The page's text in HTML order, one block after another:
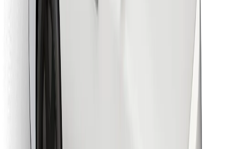
Cookies
Sécurité
Obtenez un trajet en quelques minutes !
Télécharger l'appli Bolt
Télécharger l'appli Bolt Food